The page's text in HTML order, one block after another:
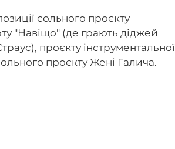
сольного проєкту
"Навіщо" (де грають діджей
проєкту інструментальної
проєкту Жені Галича.